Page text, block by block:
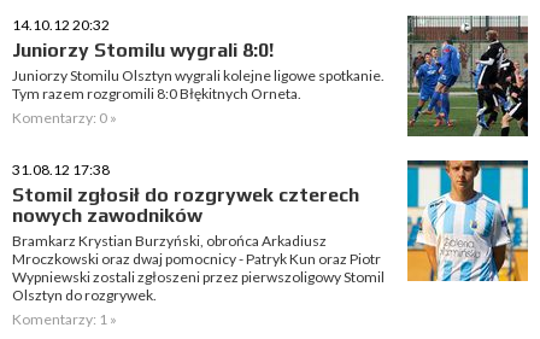
14.10.12 20:32
Juniorzy Stomilu wygrali 8:0!
Juniorzy Stomilu Olsztyn wygrali kolejne ligowe spotkanie.
Tym razem rozgromili 8:0 Błękitnych Orneta.
Komentarzy: 0 »
31.08.12 17:38
Stomil zgłosił do rozgrywek czterech
nowych zawodników
Bramkarz Krystian Burzyński, obrońca Arkadiusz
Mroczkowski oraz dwaj pomocnicy - Patryk Kun oraz Piotr
Wypniewski zostali zgłoszeni przez pierwszoligowy Stomil
Olsztyn do rozgrywek.
Komentarzy: 1 »